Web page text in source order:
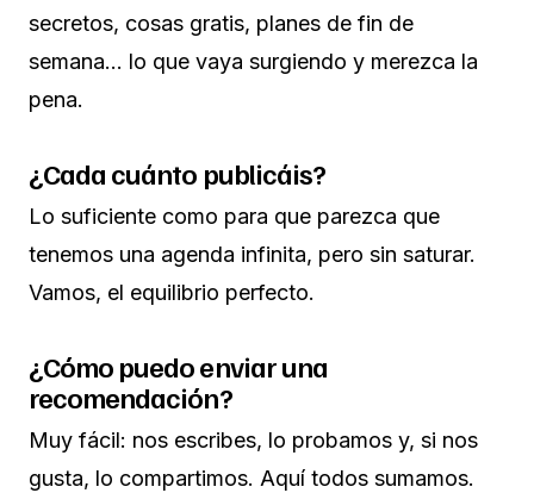
secretos, cosas gratis, planes de fin de
semana… lo que vaya surgiendo y merezca la
pena.
¿Cada cuánto publicáis?
Lo suficiente como para que parezca que
tenemos una agenda infinita, pero sin saturar.
Vamos, el equilibrio perfecto.
¿Cómo puedo enviar una
recomendación?
Muy fácil: nos escribes, lo probamos y, si nos
gusta, lo compartimos. Aquí todos sumamos.